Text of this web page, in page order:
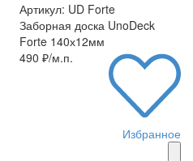
Артикул: UD Forte
Заборная доска UnoDeck
Forte 140х12мм
490 ₽/м.п.
Избранное